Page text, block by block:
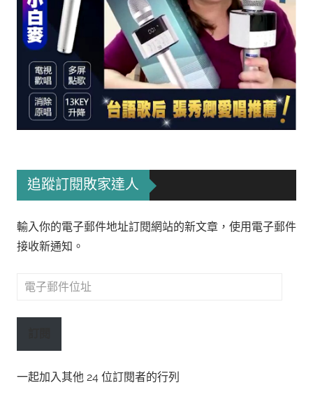
追蹤訂閱敗家達人
輸入你的電子郵件地址訂閱網站的新文章，使用電子郵件
接收新通知。
電
郵
址
一起加入其他 24 位訂閱者的行列